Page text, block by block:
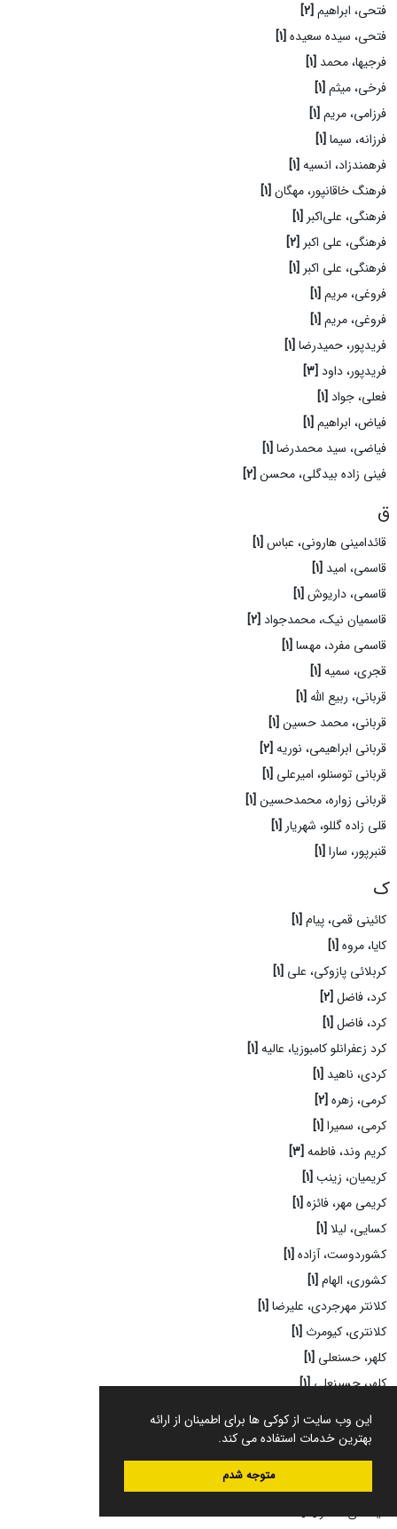
این وب سایت از کوکی ها برای اطمینان از ارائه
بهترین خدمات استفاده می کند.
متوجه شدم
فتحی، ابراهیم [2]
فتحی، سیده سعیده [1]
فرجیها، محمد [1]
فرخی، میثم [1]
فرزامی، مریم [1]
فرزانه، سیما [1]
فرهمندزاد، انسیه [1]
فرهنگ خاقانپور، مهگان [1]
فرهنگی، علی‌اکبر [1]
فرهنگی، علی اکبر [2]
فرهنگی، علی اکبر [1]
فروغی، مریم [1]
فروغی، مریم [1]
فریدپور، حمیدرضا [1]
فریدپور، داود [3]
فعلی، جواد [1]
فیاض، ابراهیم [1]
فیاضی، سید محمدرضا [1]
فینی زاده بیدگلی، محسن [2]
ق
قائدامینی هارونی، عباس [1]
قاسمی، امید [1]
قاسمی، داریوش [1]
قاسمیان نیک، محمدجواد [2]
قاسمی مفرد، مهسا [1]
قجری، سمیه [1]
قربانی، ربیع الله [1]
قربانی، محمد حسین [1]
قربانی ابراهیمی، نوریه [2]
قربانی توسنلو، امیرعلی [1]
قربانی زواره، محمدحسین [1]
قلی زاده گللو، شهریار [1]
قنبرپور، سارا [1]
ک
کائینی قمی، پیام [1]
کایا، مروه [1]
کربلائی پازوکی، علی [1]
کرد، فاضل [2]
کرد، فاضل [1]
کرد زعفرانلو کامبوزیا، عالیه [1]
کردی، ناهید [1]
کرمی، زهره [2]
کرمی، سمیرا [1]
کریم وند، فاطمه [3]
کریمیان، زینب [1]
کریمی مهر، فائزه [1]
کسایی، لیلا [1]
کشوردوست، آزاده [1]
کشوری، الهام [1]
کلانتر مهرجردی، علیرضا [1]
کلانتری، کیومرث [1]
کلهر، حسنعلی [1]
کلهر، حسینعلی[1]
کمالی باغستانی، محمد[1]
کناررودی، قربانعلی[2]
کیا، علی اصغر[3]